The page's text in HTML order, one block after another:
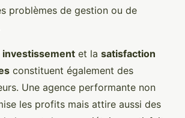
problèmes de gestion ou de
et la satisfaction
constituent également des
Une agence performante non
les profits mais attire aussi des